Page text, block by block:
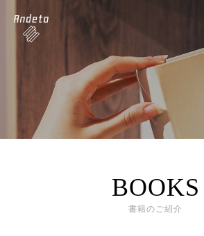
BOOKS
書籍のご紹介